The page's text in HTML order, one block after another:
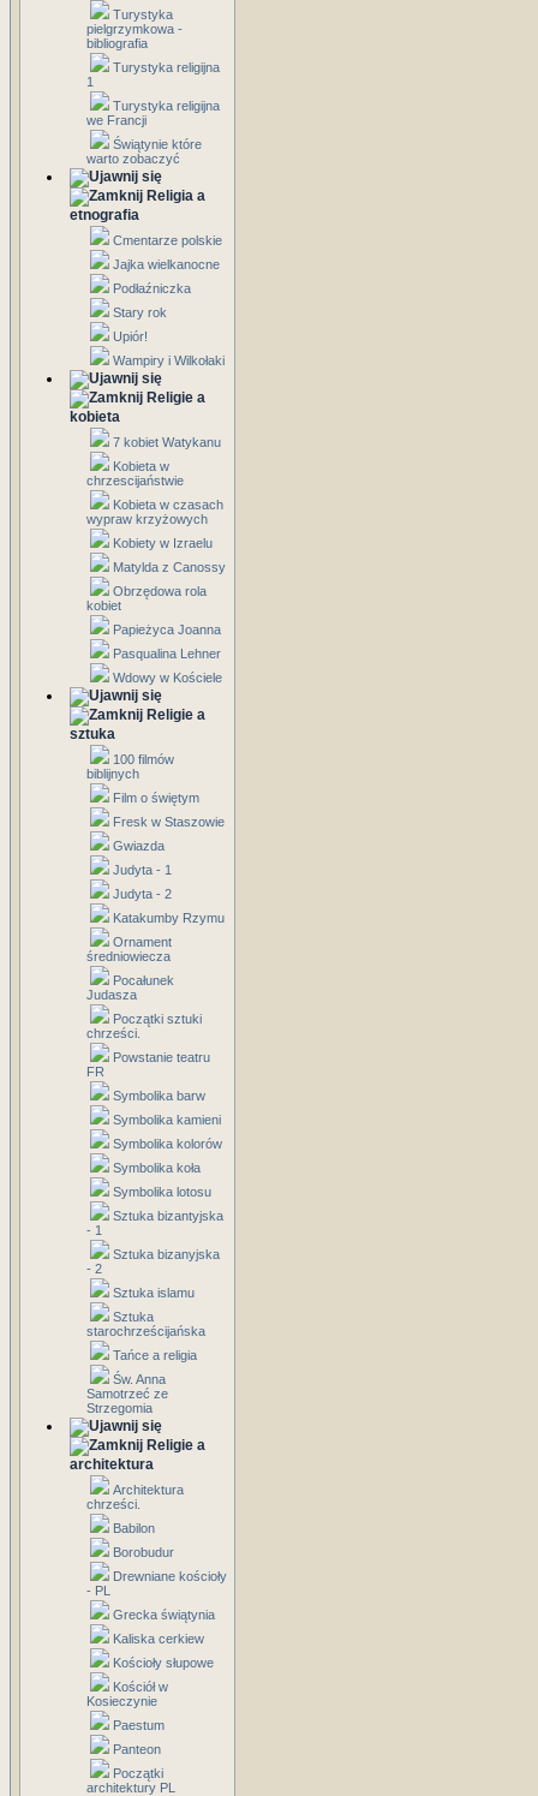
Turystyka
pielgrzymkowa -
bibliografia
Turystyka religijna
1
Turystyka religijna
we Francji
Świątynie które
warto zobaczyć
Religia a
etnografia
Cmentarze polskie
Jajka wielkanocne
Podłaźniczka
Stary rok
Upiór!
Wampiry i Wilkołaki
Religie a
kobieta
7 kobiet Watykanu
Kobieta w
chrzescijaństwie
Kobieta w czasach
wypraw krzyżowych
Kobiety w Izraelu
Matylda z Canossy
Obrzędowa rola
kobiet
Papieżyca Joanna
Pasqualina Lehner
Wdowy w Kościele
Religie a
sztuka
100 filmów
biblijnych
Film o świętym
Fresk w Staszowie
Gwiazda
Judyta - 1
Judyta - 2
Katakumby Rzymu
Ornament
średniowiecza
Pocałunek
Judasza
Początki sztuki
chrześci.
Powstanie teatru
FR
Symbolika barw
Symbolika kamieni
Symbolika kolorów
Symbolika koła
Symbolika lotosu
Sztuka bizantyjska
- 1
Sztuka bizanyjska
- 2
Sztuka islamu
Sztuka
starochrześcijańska
Tańce a religia
Św. Anna
Samotrzeć ze
Strzegomia
Religie a
architektura
Architektura
chrześci.
Babilon
Borobudur
Drewniane kościoły
- PL
Grecka świątynia
Kaliska cerkiew
Kościoły słupowe
Kościół w
Kosieczynie
Paestum
Panteon
Początki
architektury PL